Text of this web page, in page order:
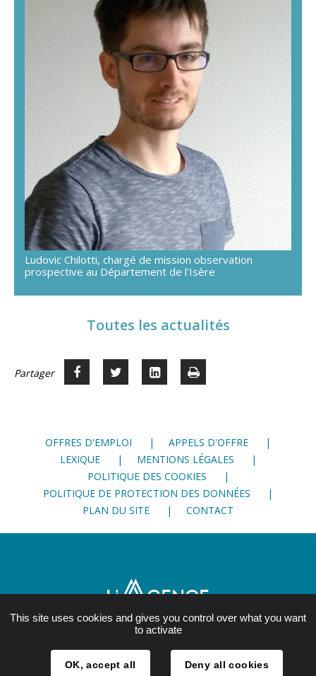
Ludovic Chilotti, chargé de mission observation
prospective au Département de l'Isère
Toutes les actualités
Partager Partager
Partager
Voir
Imprimer
OFFRES D'EMPLOI
APPELS D'OFFRE
LEXIQUE
MENTIONS LÉGALES
POLITIQUE DES COOKIES
POLITIQUE DE PROTECTION DES DONNÉES
PLAN DU SITE
CONTACT
21, rue Lesdiguières
This site uses cookies and gives you control over what you want
to activate
OK, accept all Deny all cookies